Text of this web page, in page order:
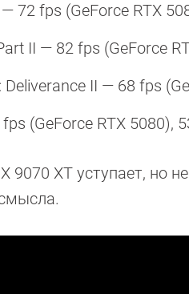
72 fps (GeForce RTX
II — 82 fps (GeForce
II — 68 fps
(GeForce RTX 5080),
9070 XT уступает, но